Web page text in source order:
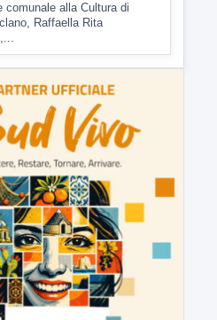
comunale alla Cultura di
Raffaella Rita